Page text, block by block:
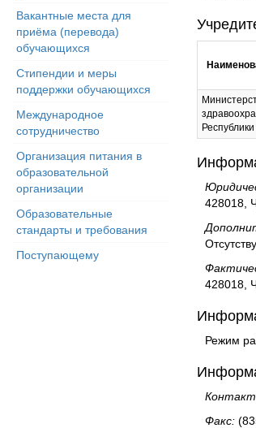
Вакантные места для
приёма (перевода)
обучающихся
Стипендии и меры
поддержки обучающихся
Международное
сотрудничество
Организация питания в
образовательной
организации
Образовательные
стандарты и требования
Поступающему
Республики
428018,
428018,
Режим
Факс: